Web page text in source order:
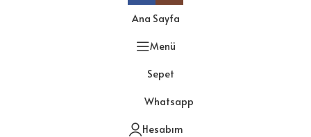
Ana Sayfa
Menü
Sepet
Whatsapp
Hesabım